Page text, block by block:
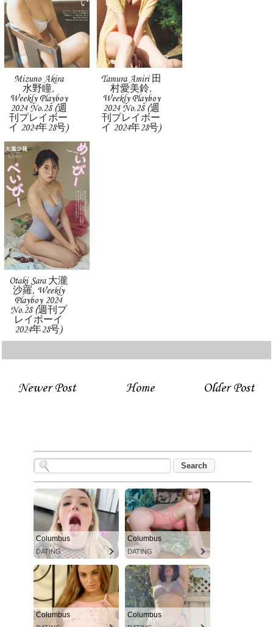
Mizuno Akira
水野瞳,
Weekly Playboy
2024 No.28 (週
刊プレイボー
イ 2024年28号)
Tamura Amiri 田
村愛美鈴,
Weekly Playboy
2024 No.28 (週
刊プレイボー
イ 2024年28号)
Otaki Sara 大瀧
沙羅, Weekly
Playboy 2024
No.28 (週刊プ
レイボーイ
2024年28号)
Newer Post Older Post
Home
Columbus
DATING
Columbus
DATING
Columbus Columbus